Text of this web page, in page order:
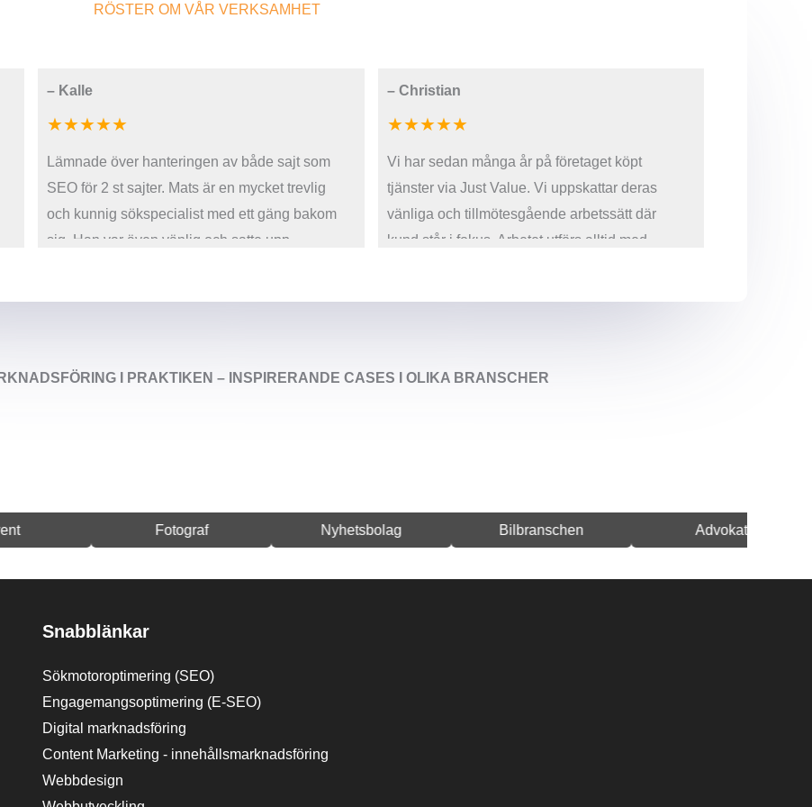
RÖSTER OM VÅR VERKSAMHET
– Kalle
★★★★★
Lämnade över hanteringen av både sajt som
SEO för 2 st sajter. Mats är en mycket trevlig
och kunnig sökspecialist med ett gäng bakom
sig. Han var även vänlig och satte upp
resultat!
– Christian
★★★★★
Vi har sedan många år på företaget köpt
tjänster via Just Value. Vi uppskattar deras
vänliga och tillmötesgående arbetssätt där
kund står i fokus. Arbetet utförs alltid med
I PRAKTIKEN – INSPIRERANDE CASES I OLIKA BRANSCHER
Nyhetsbolag Bilbranschen
Snabblänkar
Sökmotoroptimering (SEO)
Engagemangsoptimering (E-SEO)
Digital marknadsföring
Content Marketing - innehållsmarknadsföring
Webbdesign